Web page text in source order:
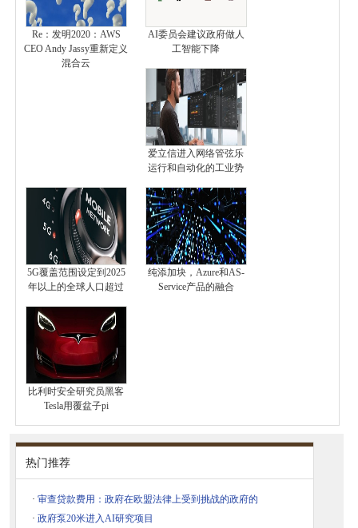
Re：发明2020：AWS
CEO Andy Jassy重新定义
混合云
AI委员会建议政府做人
工智能下降
爱立信进入网络管弦乐
运行和自动化的工业势
5G覆盖范围设定到2025
年以上的全球人口超过
纯添加块，Azure和AS-
Service产品的融合
比利时安全研究员黑客
Tesla用覆盆子pi
热门推荐
· 审查贷款费用：政府在欧盟法律上受到挑战的政府的
· 政府泵20米进入AI研究项目